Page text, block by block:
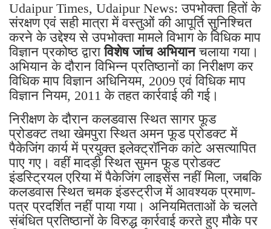
Udaipur Times, Udaipur News: उपभोक्ता हितों के
संरक्षण एवं सही मात्रा में वस्तुओं की आपूर्ति सुनिश्चित
करने के उद्देश्य से उपभोक्ता मामले विभाग के विधिक माप
विज्ञान प्रकोष्ठ द्वाराविशेष जांच अभियानचलाया गया।
अभियान के दौरान विभिन्न प्रतिष्ठानों का निरीक्षण कर
विधिक माप विज्ञान अधिनियम, 2009 एवं विधिक माप
विज्ञान नियम, 2011 के तहत कार्रवाई की गई।
निरीक्षण के दौरान कलडवास स्थित सागर फूड
प्रोडक्ट तथा खेमपुरा स्थित अमन फूड प्रोडक्ट में
पैकेजिंग कार्य में प्रयुक्त इलेक्ट्रॉनिक कांटे असत्यापित
पाए गए। वहीं मादड़ी स्थित सुमन फूड प्रोडक्ट
इंडस्ट्रियल एरिया में पैकेजिंग लाइसेंस नहीं मिला, जबकि
कलडवास स्थित चमक इंडस्ट्रीज में आवश्यक प्रमाण-
पत्र प्रदर्शित नहीं पाया गया। अनियमितताओं के चलते
संबंधित प्रतिष्ठानों के विरुद्ध कार्रवाई करते हुए मौके पर